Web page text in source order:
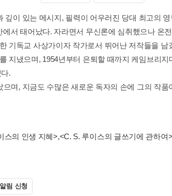
장. 문학적 상상력과 깊이 있는 메시지, 필력이 어
파스트의 기독교 집안에서 태어났다. 자라면서 무
탁월하면서도 겸손한 기독교 사상가이자 작가로
교에서 영문학 교수를 지냈으며, 1954년부터 은퇴
학 학과장으로 일했다.
다양한 독자와 만났으며, 지금도 수많은 새로운
자리로> <C. S. 루이스의 인생 지혜>,<C. S. 루이
림 신청